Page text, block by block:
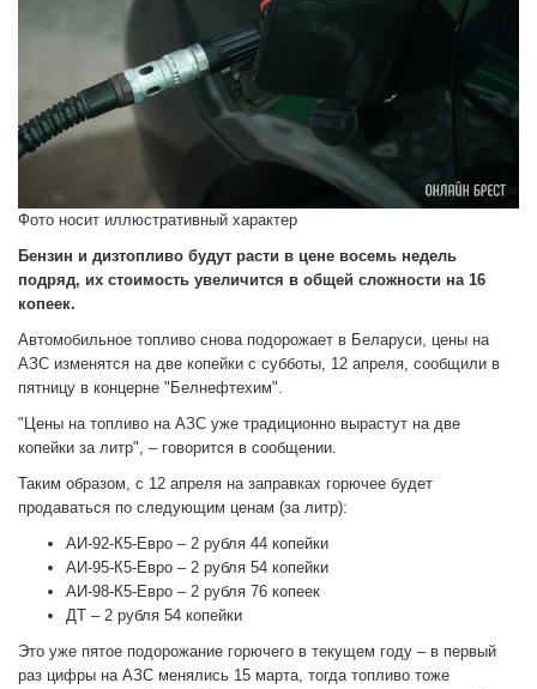
Фото носит иллюстративный характер
Бензин и дизтопливо будут расти в цене восемь недель
подряд, их стоимость увеличится в общей сложности на 16
копеек.
Автомобильное топливо снова подорожает в Беларуси, цены на
АЗС изменятся на две копейки с субботы, 12 апреля, сообщили в
пятницу в концерне "Белнефтехим".
"Цены на топливо на АЗС уже традиционно вырастут на две
копейки за литр", – говорится в сообщении.
Таким образом, с 12 апреля на заправках горючее будет
продаваться по следующим ценам (за литр):
АИ-92-К5-Евро – 2 рубля 44 копейки
АИ-95-К5-Евро – 2 рубля 54 копейки
АИ-98-К5-Евро – 2 рубля 76 копеек
ДТ – 2 рубля 54 копейки
Это уже пятое подорожание горючего в текущем году – в первый
раз цифры на АЗС менялись 15 марта, тогда топливо тоже